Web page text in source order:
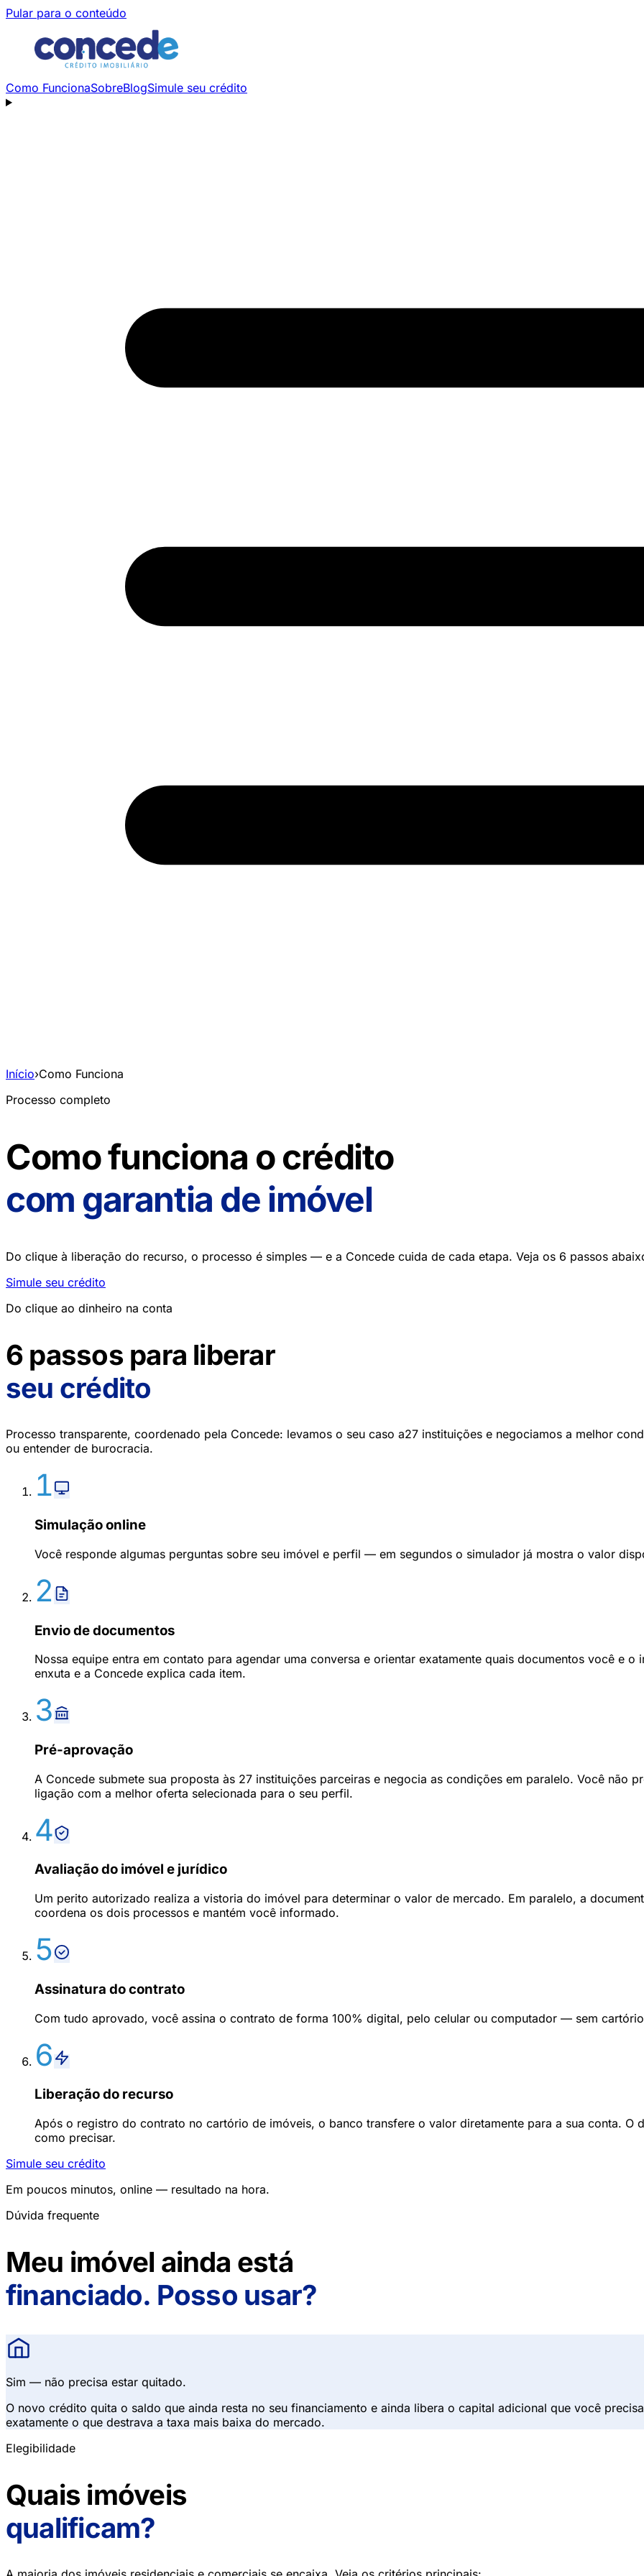
Pular para o conteúdo
Como FuncionaSobreBlogSimule seu crédito
Início›Como Funciona
Processo completo
Como funciona o crédito
com garantia de imóvel
Do clique à liberação do recurso, o processo é simples — e a Concede cuida de cada etapa. Veja os 6 passos
Simule seu crédito
Do clique ao dinheiro na conta
6 passos para liberar
seu crédito
Processo transparente, coordenado pela Concede: levamos o seu caso a27 instituições e negociamos a melhor
ou entender de burocracia.
1
Simulação online
Você responde algumas perguntas sobre seu imóvel e perfil — em segundos o simulador já mostra o valor
2
Envio de documentos
Nossa equipe entra em contato para agendar uma conversa e orientar exatamente quais documentos você e
enxuta e a Concede explica cada item.
3
Pré-aprovação
A Concede submete sua proposta às 27 instituições parceiras e negocia as condições em paralelo. Você não
ligação com a melhor oferta selecionada para o seu perfil.
4
Avaliação do imóvel e jurídico
Um perito autorizado realiza a vistoria do imóvel para determinar o valor de mercado. Em paralelo, a
coordena os dois processos e mantém você informado.
5
Assinatura do contrato
Com tudo aprovado, você assina o contrato de forma 100% digital, pelo celular ou computador — sem
6
Liberação do recurso
Após o registro do contrato no cartório de imóveis, o banco transfere o valor diretamente para a sua conta. O
como precisar.
Simule seu crédito
Em poucos minutos, online — resultado na hora.
Dúvida frequente
Meu imóvel ainda está
financiado. Posso usar?
Sim — não precisa estar quitado.
O novo crédito quita o saldo que ainda resta no seu financiamento e ainda libera o capital adicional que você
exatamente o que destrava a taxa mais baixa do mercado.
Elegibilidade
Quais imóveis
qualificam?